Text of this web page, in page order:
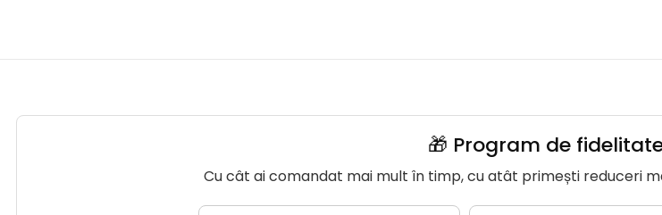
🎁 Program de
Cu cât ai comandat mai mult în timp, cu atât primești reduceri